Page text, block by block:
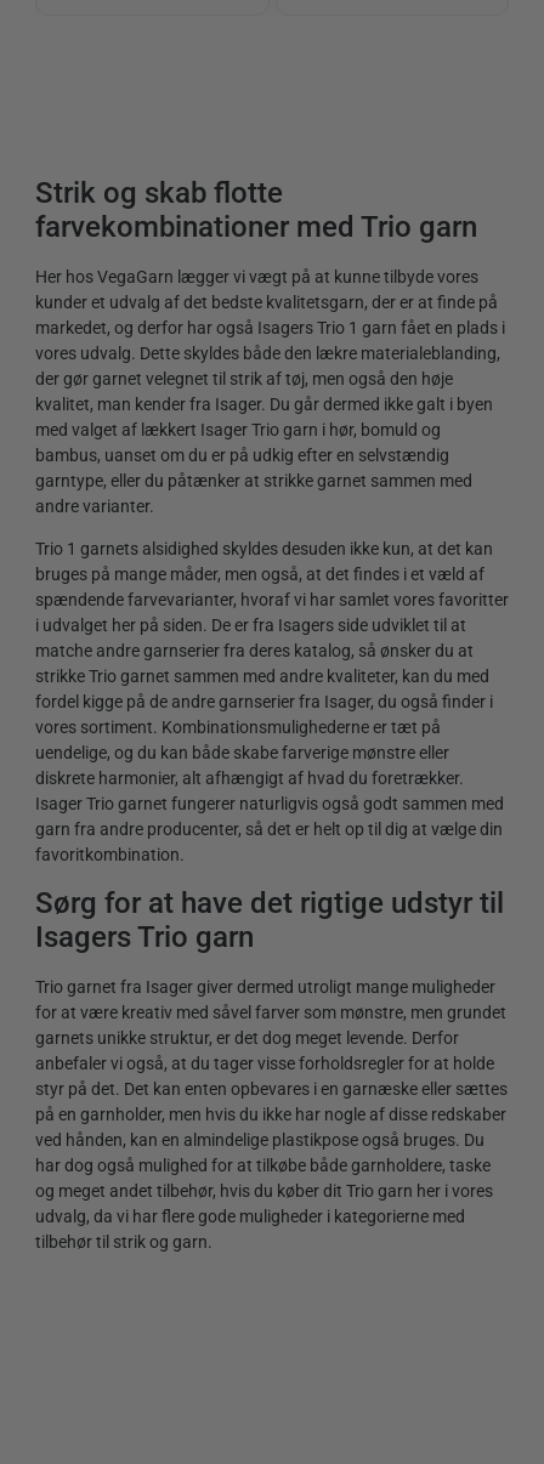
Strik og skab flotte
farvekombinationer med Trio garn
Her hos VegaGarn lægger vi vægt på at kunne tilbyde vores
kunder et udvalg af det bedste kvalitetsgarn, der er at finde på
markedet, og derfor har også Isagers Trio 1 garn fået en plads i
vores udvalg. Dette skyldes både den lækre materialeblanding,
der gør garnet velegnet til strik af tøj, men også den høje
kvalitet, man kender fra Isager. Du går dermed ikke galt i byen
med valget af lækkert Isager Trio garn i hør, bomuld og
bambus, uanset om du er på udkig efter en selvstændig
garntype, eller du påtænker at strikke garnet sammen med
andre varianter.
Trio 1 garnets alsidighed skyldes desuden ikke kun, at det kan
bruges på mange måder, men også, at det findes i et væld af
spændende farvevarianter, hvoraf vi har samlet vores favoritter
i udvalget her på siden. De er fra Isagers side udviklet til at
matche andre garnserier fra deres katalog, så ønsker du at
strikke Trio garnet sammen med andre kvaliteter, kan du med
fordel kigge på de andre garnserier fra Isager, du også finder i
vores sortiment. Kombinationsmulighederne er tæt på
uendelige, og du kan både skabe farverige mønstre eller
diskrete harmonier, alt afhængigt af hvad du foretrækker.
Isager Trio garnet fungerer naturligvis også godt sammen med
garn fra andre producenter, så det er helt op til dig at vælge din
favoritkombination.
Sørg for at have det rigtige udstyr til
Isagers Trio garn
Trio garnet fra Isager giver dermed utroligt mange muligheder
for at være kreativ med såvel farver som mønstre, men grundet
garnets unikke struktur, er det dog meget levende. Derfor
anbefaler vi også, at du tager visse forholdsregler for at holde
styr på det. Det kan enten opbevares i en garnæske eller sættes
på en garnholder, men hvis du ikke har nogle af disse redskaber
ved hånden, kan en almindelige plastikpose også bruges. Du
har dog også mulighed for at tilkøbe både garnholdere, taske
og meget andet tilbehør, hvis du køber dit Trio garn her i vores
udvalg, da vi har flere gode muligheder i kategorierne med
tilbehør til strik og garn.